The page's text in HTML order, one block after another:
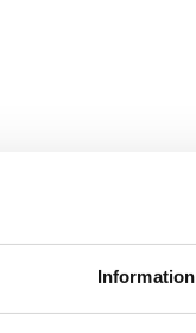
Information